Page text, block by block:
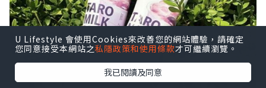
U Lifestyle 會使用Cookies來改善您的網站體驗，請確定
您同意接受本網站之私隱政策和使用條款才可繼續瀏覽。
我已閱讀及同意